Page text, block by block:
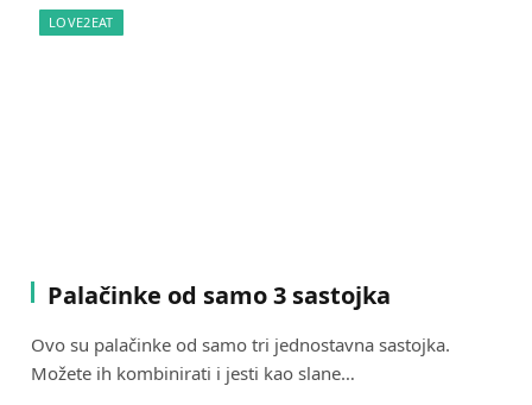
LOVE2EAT
Palačinke od samo 3 sastojka
Ovo su palačinke od samo tri jednostavna sastojka.
Možete ih kombinirati i jesti kao slane…